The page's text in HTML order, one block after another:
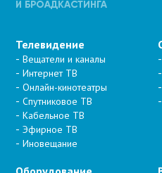
Телевидение
Вещатели и каналы
Интернет ТВ
Онлайн-кинотеатры
Спутниковое ТВ
Кабельное ТВ
Эфирное ТВ
Иновещание